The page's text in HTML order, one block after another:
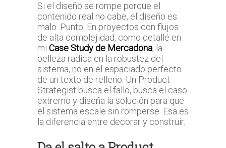
Si el diseño se rompe porque el
contenido real no cabe, el diseño es
malo. Punto. En proyectos con flujos
de alta complejidad, como detallé en
mi Case Study de Mercadona, la
belleza radica en la robustez del
sistema, no en el espaciado perfecto
de un texto de relleno. Un Product
Strategist busca el fallo, busca el caso
extremo y diseña la solución para que
el sistema escale sin romperse. Esa es
la diferencia entre decorar y construir.